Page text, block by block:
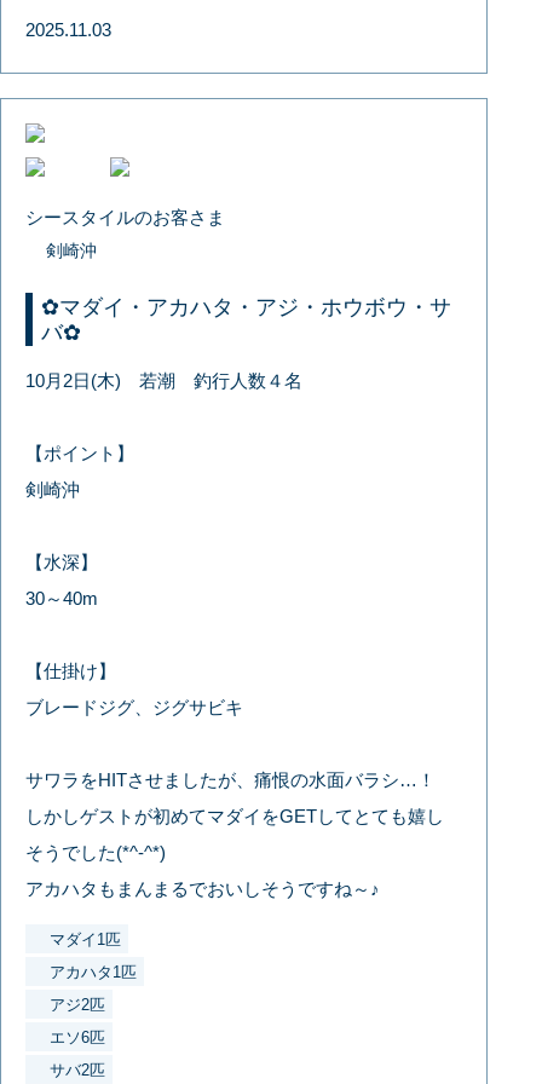
2025.11.03
シースタイルのお客さま
剣崎沖
✿マダイ・アカハタ・アジ・ホウボウ・サ
バ✿
10月2日(木) 若潮 釣行人数４名
【ポイント】
剣崎沖
【水深】
30～40m
【仕掛け】
ブレードジグ、ジグサビキ
サワラをHITさせましたが、痛恨の水面バラシ…！
しかしゲストが初めてマダイをGETしてとても嬉し
そうでした(*^-^*)
アカハタもまんまるでおいしそうですね～♪
マダイ1匹
アカハタ1匹
アジ2匹
エソ6匹
サバ2匹